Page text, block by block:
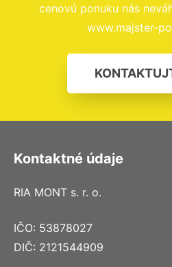
cenovú ponuku nás
www.majster-
Kontaktné údaje
RIA MONT s. r. o.
IČO: 53878027
DIČ: 2121544909